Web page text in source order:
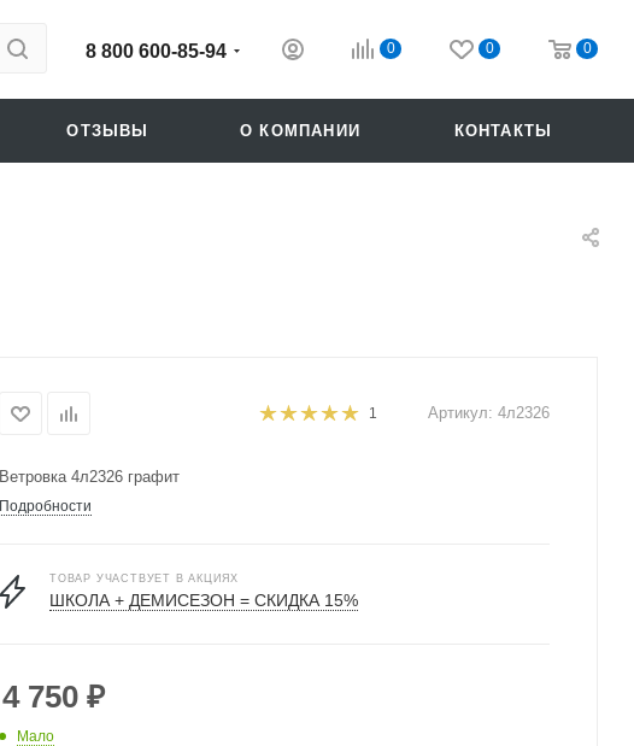
8 800 600-85-94 0 0 0
ОТЗЫВЫ О КОМПАНИИ КОНТАКТЫ
1 Артикул: 4л2326
Ветровка 4л2326 графит
Подробности
ТОВАР УЧАСТВУЕТ В АКЦИЯХ
ШКОЛА + ДЕМИСЕЗОН = СКИДКА 15%
4 750 ₽
Мало